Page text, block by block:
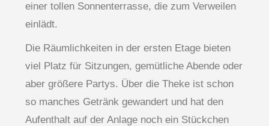
einer tollen Sonnenterrasse, die zum Verweilen
einlädt.
Die Räumlichkeiten in der ersten Etage bieten
viel Platz für Sitzungen, gemütliche Abende oder
aber größere Partys. Über die Theke ist schon
so manches Getränk gewandert und hat den
Aufenthalt auf der Anlage noch ein Stückchen